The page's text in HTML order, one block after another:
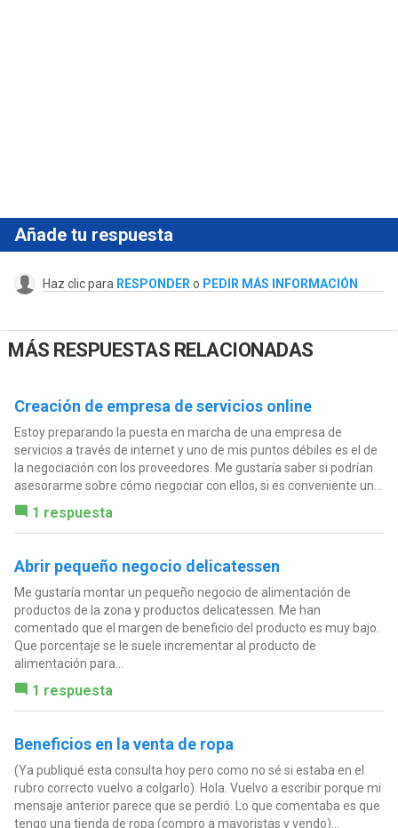
Añade tu respuesta
Haz clic para RESPONDER o PEDIR MÁS INFORMACIÓN
MÁS RESPUESTAS RELACIONADAS
Creación de empresa de servicios online
Estoy preparando la puesta en marcha de una empresa de
servicios a través de internet y uno de mis puntos débiles es el de
la negociación con los proveedores. Me gustaría saber si podrían
asesorarme sobre cómo negociar con ellos, si es conveniente un...
1 respuesta
Abrir pequeño negocio delicatessen
Me gustaría montar un pequeño negocio de alimentación de
productos de la zona y productos delicatessen. Me han
comentado que el margen de beneficio del producto es muy bajo.
Que porcentaje se le suele incrementar al producto de
alimentación para...
1 respuesta
Beneficios en la venta de ropa
(Ya publiqué esta consulta hoy pero como no sé si estaba en el
rubro correcto vuelvo a colgarlo). Hola. Vuelvo a escribir porque mi
mensaje anterior parece que se perdió. Lo que comentaba es que
tengo una tienda de ropa (compro a mayoristas y vendo)...